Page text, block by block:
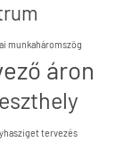
munkaháromszög
áron
tervezés